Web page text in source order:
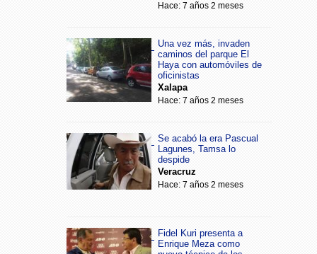
Hace: 7 años 2 meses
Una vez más, invaden
caminos del parque El
Haya con automóviles de
oficinistas
Xalapa
Hace: 7 años 2 meses
Se acabó la era Pascual
Lagunes, Tamsa lo
despide
Veracruz
Hace: 7 años 2 meses
Fidel Kuri presenta a
Enrique Meza como